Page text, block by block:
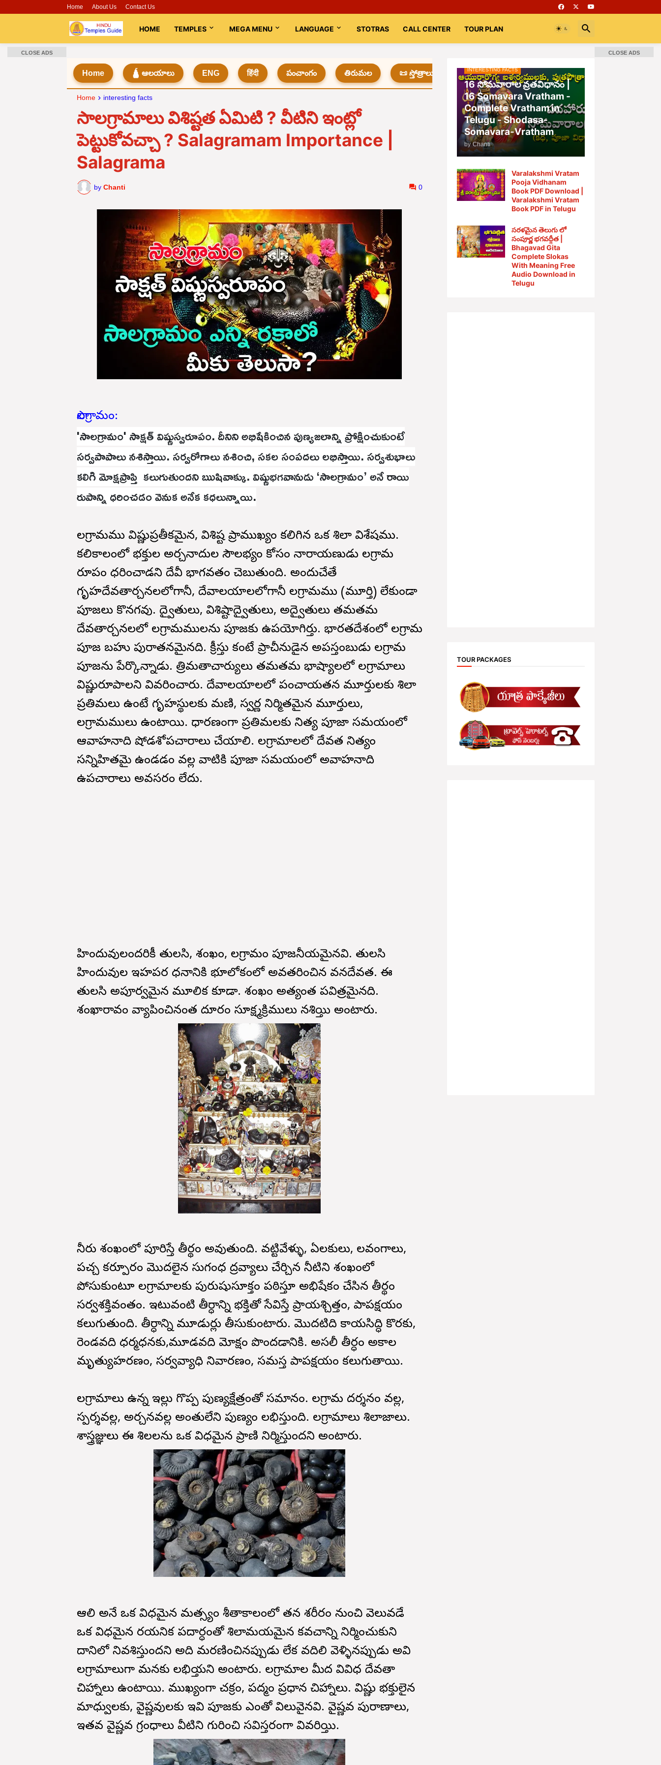
Home About Us Contact Us
HOME TEMPLES MEGA MENU LANGUAGE STOTRAS CALL CENTER TOUR PLAN
Home 🛕 ఆలయాలు ENG हिंदी పంచాంగం తిరుమల 📜 స్తోత్రాలు 📚 Books Rooms భగవద్గీత
Home interesting facts
సాలగ్రామాలు విశిష్టత ఏమిటి ? వీటిని ఇంట్లో
పెట్టుకోవచ్చా ? Salagramam Importance |
Salagrama
by Chanti 0
సాలగ్రామం:
'సాలగ్రామం' సాక్షత్ విష్ణుస్వరూపం. దీనిని అభిషేకించిన పుణ్యజలాన్ని ప్రోక్షించుకుంటే
సర్వపాపాలు నశిస్తాయి. సర్వరోగాలు నశించి, సకల సంపదలు లభిస్తాయి. సర్వశుభాలు
కలిగి మోక్షప్రాప్తి కలుగుతుందని ఋషివాక్కు. విష్ణుభగవానుడు ‘సాలగ్రామం’ అనే రాయి
రుపాన్ని ధరించడం వెనుక అనేక కధలున్నాయి.
సాలగ్రామము విష్ణుప్రతీకమైన, విశిష్ట ప్రాముఖ్యం కలిగిన ఒక శిలా విశేషము.
కలికాలంలో భక్తుల అర్చనాదుల సౌలభ్యం కోసం నారాయణుడు సాలగ్రామ
రూపం ధరించాడని దేవీ భాగవతం చెబుతుంది. అందుచేతే
గృహదేవతార్చనలలోగానీ, దేవాలయాలలోగానీ సాలగ్రామము (మూర్తి) లేకుండా
పూజలు కొనసాగవు. ద్వైతులు, విశిష్టాద్వైతులు, అద్వైతులు తమతమ
దేవతార్చనలలో సాలగ్రామములను పూజకు ఉపయోగిస్తారు. భారతదేశంలో సాలగ్రామ
పూజ బహు పురాతనమైనది. క్రీస్తు కంటే ప్రాచీనుడైన అపస్తంబుడు సాలగ్రామ
పూజను పేర్కొన్నాడు. త్రిమతాచార్యులు తమతమ భాష్యాలలో సాలగ్రామాలు
విష్ణురూపాలని వివరించారు. దేవాలయాలలో పంచాయతన మూర్తులకు శిలా
ప్రతిమలు ఉంటే గృహస్థులకు మణి, స్వర్ణ నిర్మితమైన మూర్తులు,
సాలగ్రామములు ఉంటాయి. సాధారణంగా ప్రతిమలకు నిత్య పూజా సమయంలో
ఆవాహనాది షోడశోపచారాలు చేయాలి. సాలగ్రామాలలో దేవత నిత్యం
సన్నిహితమై ఉండడం వల్ల వాటికి పూజా సమయంలో అవాహనాది
ఉపచారాలు అవసరం లేదు.
హిందువులందరికీ తులసి, శంఖం, సాలగ్రామం పూజనీయమైనవి. తులసి
హిందువుల ఇహపర సాధనానికి భూలోకంలో అవతరించిన వనదేవత. ఈ
తులసి అపూర్వమైన మూలిక కూడా. శంఖం అత్యంత పవిత్రమైనది.
శంఖారావం వ్యాపించినంత దూరం సూక్ష్మక్రిములు నశిస్తాయి అంటారు.
నీరు శంఖంలో పూరిస్తే తీర్థం అవుతుంది. వట్టివేళ్ళు, ఏలకులు, లవంగాలు,
పచ్చ కర్పూరం మొదలైన సుగంధ ద్రవ్యాలు చేర్చిన నీటిని శంఖంలో
పోసుకుంటూ సాలగ్రామాలకు పురుషుసూక్తం పఠిస్తూ అభిషేకం చేసిన తీర్థం
సర్వశక్తివంతం. ఇటువంటి తీర్ధాన్ని భక్తితో సేవిస్తే ప్రాయశ్చిత్తం, పాపక్షయం
కలుగుతుంది. తీర్ధాన్ని మూడుసార్లు తీసుకుంటారు. మొదటిది కాయసిద్ధి కొరకు,
రెండవది ధర్మసాధనకు,మూడవది మోక్షం పొందడానికి. అసలీ తీర్ధం అకాల
మృత్యుహరణం, సర్వవ్యాధి నివారణం, సమస్త పాపక్షయం కలుగుతాయి.
సాలగ్రామాలు ఉన్న ఇల్లు గొప్ప పుణ్యక్షేత్రంతో సమానం. సాలగ్రామ దర్శనం వల్ల,
స్పర్శవల్ల, అర్చనవల్ల అంతులేని పుణ్యం లభిస్తుంది. సాలగ్రామాలు శిలాజాలు.
శాస్త్రజ్ఞులు ఈ శిలలను ఒక విధమైన ప్రాణి నిర్మిస్తుందని అంటారు.
ఆలి అనే ఒక విధమైన మత్స్యం శీతాకాలంలో తన శరీరం నుంచి వెలువడే
ఒక విధమైన రసాయనిక పదార్ధంతో శిలామయమైన కవచాన్ని నిర్మించుకుని
దానిలో నివశిస్తుందని అది మరణించినప్పుడు లేక వదిలి వెళ్ళినప్పుడు అవి
సాలగ్రామాలుగా మనకు లభిస్తాయని అంటారు. సాలగ్రామాల మీద వివిధ దేవతా
చిహ్నాలు ఉంటాయి. ముఖ్యంగా చక్రం, పద్మం ప్రధాన చిహ్నాలు. విష్ణు భక్తులైన
మాధ్వులకు, వైష్ణవులకు ఇవి పూజకు ఎంతో విలువైనవి. వైష్ణవ పురాణాలు,
ఇతవ వైష్ణవ గ్రంధాలు వీటిని గురించి సవిస్తరంగా వివరిస్తాయి.
INTERESTING FACTS
16 సోమవారాల వ్రతవిధానం |
16 Somavara Vratham -
Complete Vratham in
Telugu - Shodasa-
Somavara-Vratham
by Chanti
Varalakshmi Vratam
Pooja Vidhanam
Book PDF Download |
Varalakshmi Vratam
Book PDF in Telugu
సరళమైన తెలుగు లో
సంపూర్ణ భగవద్గీత |
Bhagavad Gita
Complete Slokas
With Meaning Free
Audio Download in
Telugu
TOUR PACKAGES
CLOSE ADS CLOSE ADS